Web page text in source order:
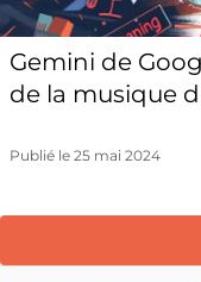
Gemini de
de la musique
Publié le 25 mai 2024